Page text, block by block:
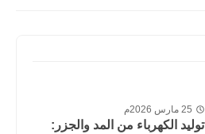
25 مارس 2026م
توليد الكهرباء من المد والجزر: